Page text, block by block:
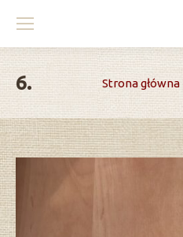
6. You are here:
Strona główna